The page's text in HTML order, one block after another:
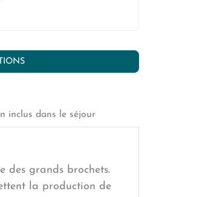
inclus dans le séjour
des grands brochets.
la production de